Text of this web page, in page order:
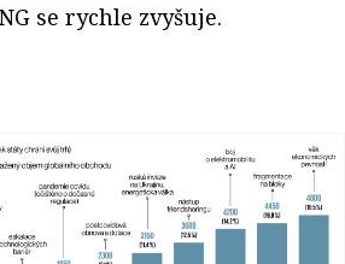
se rychle zvyšuje.